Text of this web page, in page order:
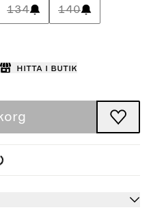
134 140
Hitta i butik